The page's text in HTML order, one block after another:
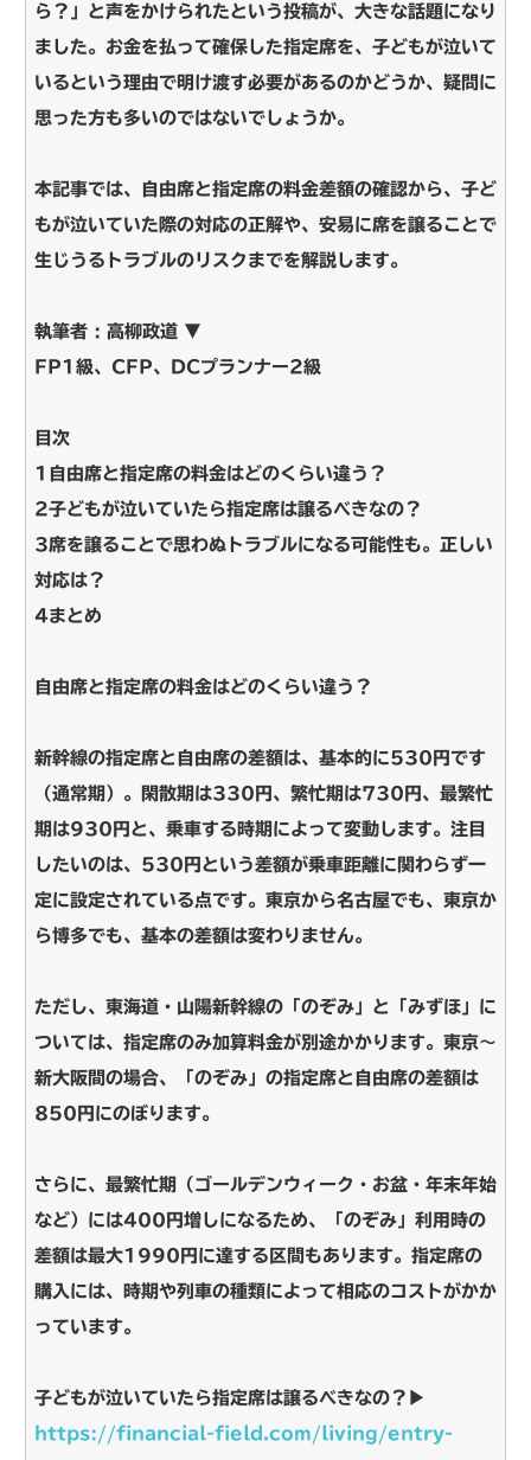
ら？」と声をかけられたという投稿が、大きな話題になり
ました。お金を払って確保した指定席を、子どもが泣いて
いるという理由で明け渡す必要があるのかどうか、疑問に
思った方も多いのではないでしょうか。
本記事では、自由席と指定席の料金差額の確認から、子ど
もが泣いていた際の対応の正解や、安易に席を譲ることで
生じうるトラブルのリスクまでを解説します。
執筆者 : 高柳政道 ▼
FP1級、CFP、DCプランナー2級
目次
1自由席と指定席の料金はどのくらい違う？
2子どもが泣いていたら指定席は譲るべきなの？
3席を譲ることで思わぬトラブルになる可能性も。正しい
対応は？
4まとめ
自由席と指定席の料金はどのくらい違う？
新幹線の指定席と自由席の差額は、基本的に530円です
（通常期）。閑散期は330円、繁忙期は730円、最繁忙
期は930円と、乗車する時期によって変動します。注目
したいのは、530円という差額が乗車距離に関わらず一
定に設定されている点です。東京から名古屋でも、東京か
ら博多でも、基本の差額は変わりません。
ただし、東海道・山陽新幹線の「のぞみ」と「みずほ」に
ついては、指定席のみ加算料金が別途かかります。東京～
新大阪間の場合、「のぞみ」の指定席と自由席の差額は
850円にのぼります。
さらに、最繁忙期（ゴールデンウィーク・お盆・年末年始
など）には400円増しになるため、「のぞみ」利用時の
差額は最大1990円に達する区間もあります。指定席の
購入には、時期や列車の種類によって相応のコストがかか
っています。
子どもが泣いていたら指定席は譲るべきなの？▶
https://financial-field.com/living/entry-